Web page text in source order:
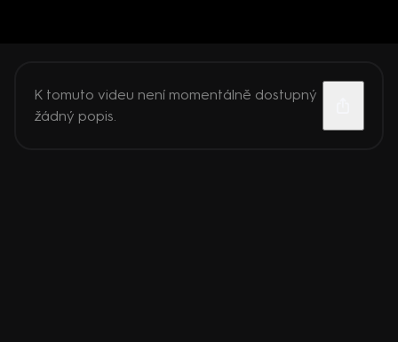
K tomuto videu není momentálně dostupný
žádný popis.